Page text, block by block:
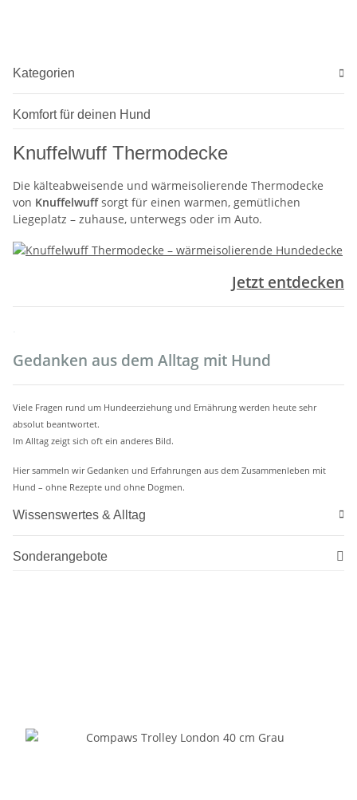
Kategorien
Komfort für deinen Hund
Knuffelwuff Thermodecke
Die kälteabweisende und wärmeisolierende Thermodecke
von Knuffelwuffsorgt für einen warmen, gemütlichen
Liegeplatz – zuhause, unterwegs oder im Auto.
Jetzt entdecken
Gedanken aus dem Alltag mit Hund
Viele Fragen rund um Hundeerziehung und Ernährung werden heute sehr
absolut beantwortet.
Im Alltag zeigt sich oft ein anderes Bild.
Hier sammeln wir Gedanken und Erfahrungen aus dem Zusammenleben mit
Hund – ohne Rezepte und ohne Dogmen.
Wissenswertes & Alltag
Sonderangebote